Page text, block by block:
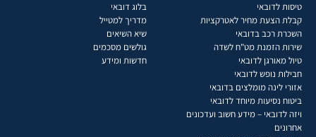
טיסות לדובאי
קבלת הצעת מחיר לאטרקציות
השכרת רכב בדובאי
שירות הזמנת מט"ח לשדה
טיול מאורגן לדובאי
חבילות נופש לדובאי
אזורי לינה מומלצים בדובאי
ביטוח נסיעות מיוחד לדובאי
ויזה לדובאי – מידע חשוב ועדכונים
אחרונים
בלוג דובאי
מדריך למטייל
שיא השיאים
גולשים מסכמים
חדשות ומידע